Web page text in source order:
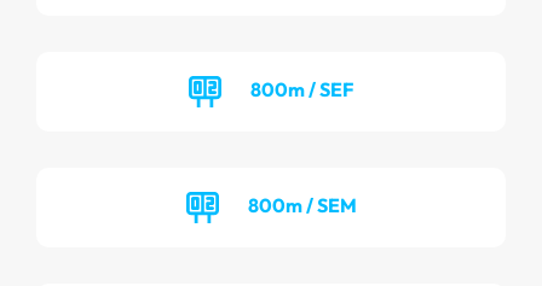
800m / SEF
800m / SEM